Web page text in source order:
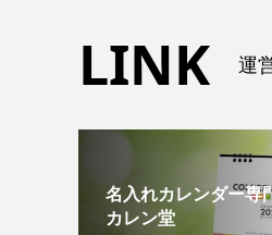
LINK 運
名入れカレンダー専
カレン堂